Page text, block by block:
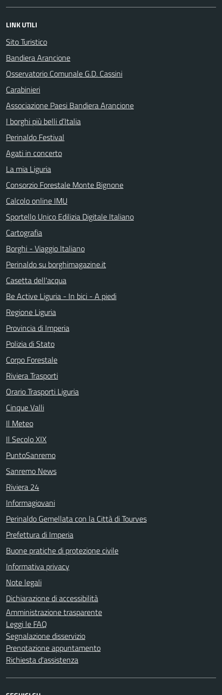
LINK UTILI
Sito Turistico
Bandiera Arancione
Osservatorio Comunale G.D. Cassini
Carabinieri
Associazione Paesi Bandiera Arancione
I borghi più belli d’Italia
Perinaldo Festival
Agati in concerto
La mia Liguria
Consorzio Forestale Monte Bignone
Calcolo online IMU
Sportello Unico Edilizia Digitale Italiano
Cartografia
Borghi - Viaggio Italiano
Perinaldo su borghimagazine.it
Casetta dell'acqua
Be Active Liguria - In bici - A piedi
Regione Liguria
Provincia di Imperia
Polizia di Stato
Corpo Forestale
Riviera Trasporti
Orario Trasporti Liguria
Cinque Valli
Il Meteo
Il Secolo XIX
PuntoSanremo
Sanremo News
Riviera 24
Informagiovani
Perinaldo Gemellata con la Città di Tourves
Prefettura di Imperia
Buone pratiche di protezione civile
Informativa privacy
Note legali
Dichiarazione di accessibilità
Amministrazione trasparente
Leggi le FAQ
Segnalazione disservizio
Prenotazione appuntamento
Richiesta d'assistenza